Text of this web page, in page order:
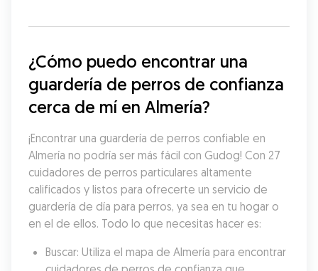
¿Cómo puedo encontrar una
guardería de perros de confianza
cerca de mí en Almería?
¡Encontrar una guardería de perros confiable en
Almería no podría ser más fácil con Gudog! Con 27
cuidadores de perros particulares altamente
calificados y listos para ofrecerte un servicio de
guardería de día para perros, ya sea en tu hogar o
en el de ellos. Todo lo que necesitas hacer es:
Buscar: Utiliza el mapa de Almería para encontrar